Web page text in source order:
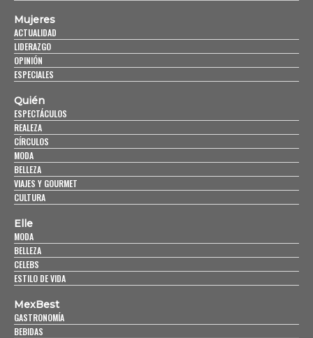
Mujeres
ACTUALIDAD
LIDERAZGO
OPINIÓN
ESPECIALES
Quién
ESPECTÁCULOS
REALEZA
CÍRCULOS
MODA
BELLEZA
VIAJES Y GOURMET
CULTURA
Elle
MODA
BELLEZA
CELEBS
ESTILO DE VIDA
MexBest
GASTRONOMÍA
BEBIDAS